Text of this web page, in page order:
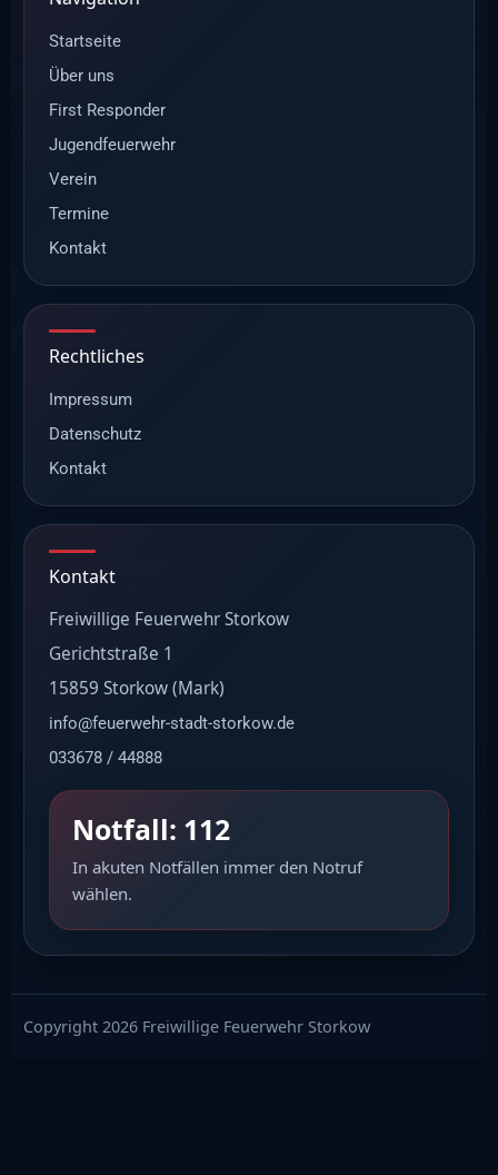
Startseite
Über uns
First Responder
Jugendfeuerwehr
Verein
Termine
Kontakt
Rechtliches
Impressum
Datenschutz
Kontakt
Kontakt
Freiwillige Feuerwehr Storkow
Gerichtstraße 1
15859 Storkow (Mark)
info@feuerwehr-stadt-storkow.de
033678 / 44888
Notfall: 112
In akuten Notfällen immer den Notruf
wählen.
Copyright 2026 Freiwillige Feuerwehr Storkow